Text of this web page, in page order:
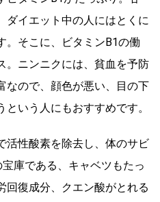
ダイエット中の人にはとくに
。そこに、ビタミンB1の働
。ニンニクには、貧血を予防
なので、顔色が悪い、目の下
いう人にもおすすめです。
活性酸素を除去し、体のサビ
庫である、キャベツもたっ
回復成分、クエン酸がとれる